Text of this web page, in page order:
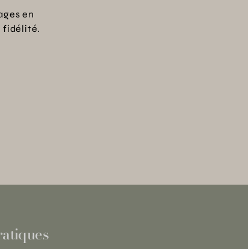
en
fidélité.